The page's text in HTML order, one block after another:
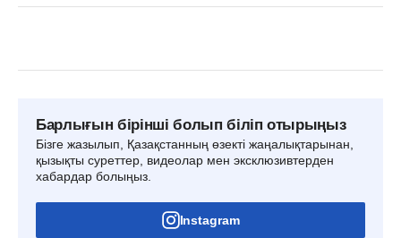
Барлығын бірінші болып біліп отырыңыз
Бізге жазылып, Қазақстанның өзекті жаңалықтарынан,
қызықты суреттер, видеолар мен эксклюзивтерден
хабардар болыңыз.
Instagram